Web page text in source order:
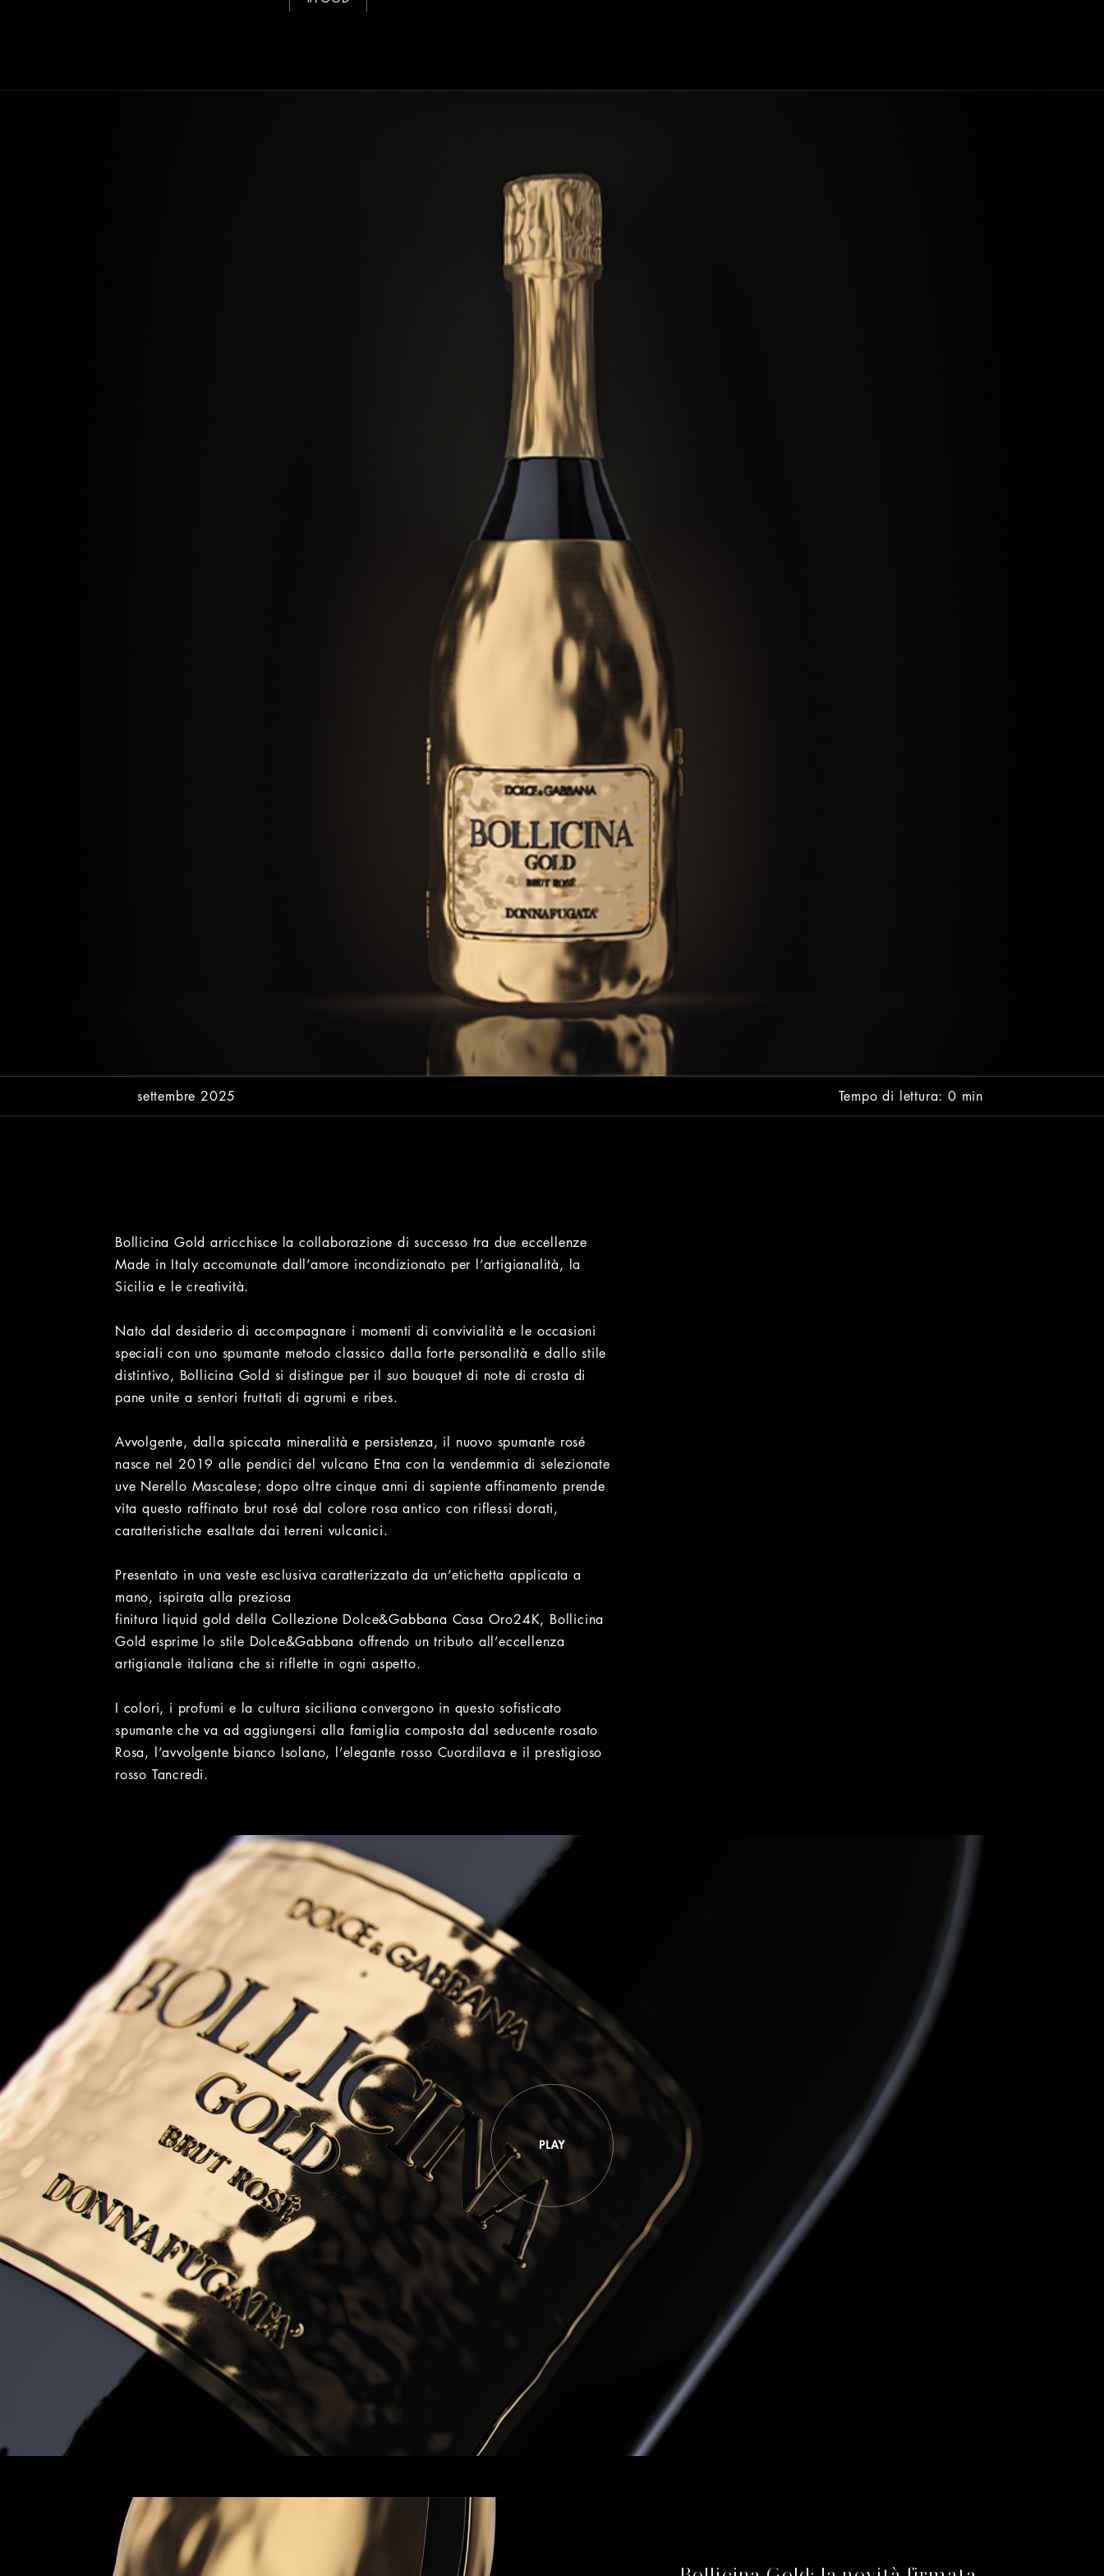
settembre 2025 Tempo di lettura: 0 min
Bollicina Gold arricchisce la collaborazione di successo tra due eccellenze
Made in Italy accomunate dall’amore incondizionato per l’artigianalità, la
Sicilia e le creatività.
Nato dal desiderio di accompagnare i momenti di convivialità e le occasioni
speciali con uno spumante metodo classico dalla forte personalità e dallo stile
distintivo, Bollicina Gold si distingue per il suo bouquet di note di crosta di
pane unite a sentori fruttati di agrumi e ribes.
Avvolgente, dalla spiccata mineralità e persistenza, il nuovo spumante rosé
nasce nel 2019 alle pendici del vulcano Etna con la vendemmia di selezionate
uve Nerello Mascalese; dopo oltre cinque anni di sapiente affinamento prende
vita questo raffinato brut rosé dal colore rosa antico con riflessi dorati,
caratteristiche esaltate dai terreni vulcanici.
Presentato in una veste esclusiva caratterizzata da un’etichetta applicata a
mano, ispirata alla preziosa
finitura liquid gold della Collezione Dolce&Gabbana Casa Oro24K, Bollicina
Gold esprime lo stile Dolce&Gabbana offrendo un tributo all’eccellenza
artigianale italiana che si riflette in ogni aspetto.
I colori, i profumi e la cultura siciliana convergono in questo sofisticato
spumante che va ad aggiungersi alla famiglia composta dal seducente rosato
Rosa, l’avvolgente bianco Isolano, l’elegante rosso Cuordilava e il prestigioso
rosso Tancredi.